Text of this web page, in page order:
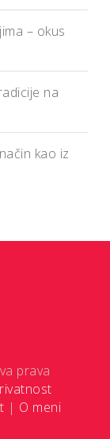
– okus
na
kao iz
prava
| O meni